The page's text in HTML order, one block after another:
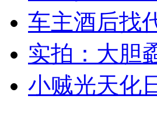
女孩北京地铁殴打老人 痛下狠
无痛分娩是否安全 医生回应
车主酒后找
实拍：大胆
小贼光天化